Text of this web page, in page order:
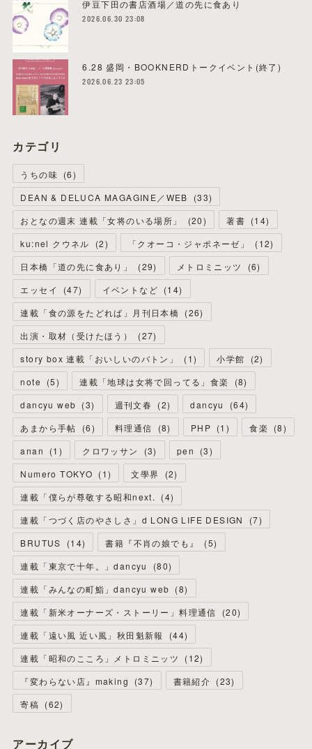
伊豆下田の書店酒場／道の先に食あり
2026.06.30 23:08
6.28 盛岡・BOOKNERDトークイベント(終了)
2026.06.23 23:05
カテゴリ
うちの味 (6)
DEAN & DELUCA MAGAGINE／WEB
(33)
おとなの週末 連載「女将のいる場所」
(20) 著書 (14)
ku:nel クウネル
(2) 「クオーコ・ジャポネーゼ」 (12)
日本橋「道の先に食あり」
(29) メトロミニッツ (6)
エッセイ
(47) イベントなど (14)
連載「食の源をたどれば」月刊日本橋 (26)
出演・取材（受けたほう）
(27)
story box 連載「おいしいのバトン」
(1) 小学館 (2)
note
(5) 連載「地球は女将で回ってる」食楽 (8)
dancyu web (3) 週刊文春 (2) dancyu (64)
あまから手帖
(6) 料理通信 (8) PHP (1 ) 食楽 (8)
anan
(1 ) クロワッサン (3) pen (3)
Numero TOKYO (1) 文學界 (2)
連載「僕らが尊敬する昭和next.
(4)
連載「つづく店のやさしさ」d LONG LIFE DESIGN
(7)
BRUTUS
(14) 書籍『不肖の娘でも』 (5)
連載「東京で十年。」dancyu
(80)
連載「みんなの町鮨」dancyu web (8)
連載「新米オーナーズ・ストーリー」料理通信
(20)
連載「遠い風 近い風」秋田魁新報
(44)
連載「昭和のこころ」メトロミニッツ
(12)
『変わらない店』making
(37) 書籍紹介 (23)
寄稿 (62)
アーカイブ